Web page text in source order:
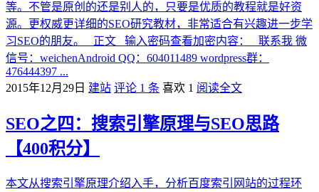
等。不管是原创的还是别人的，只要是优质的教程就是好资
源。更权威更详细的SEO研究教材，非常适合有兴趣进一步学
习SEO的朋友。 正文 输入密码查看加密内容： 联系我 微
信号：weichenAndroid QQ：604011489 wordpress群：
476444397 ...
2015年12月29日 建站 评论 1 条 喜欢 1 阅读全文
SEO之四：搜索引擎原理与SEO思路
【400积分】
本文从搜索引擎原理介绍入手，分析百度索引网站的过程环